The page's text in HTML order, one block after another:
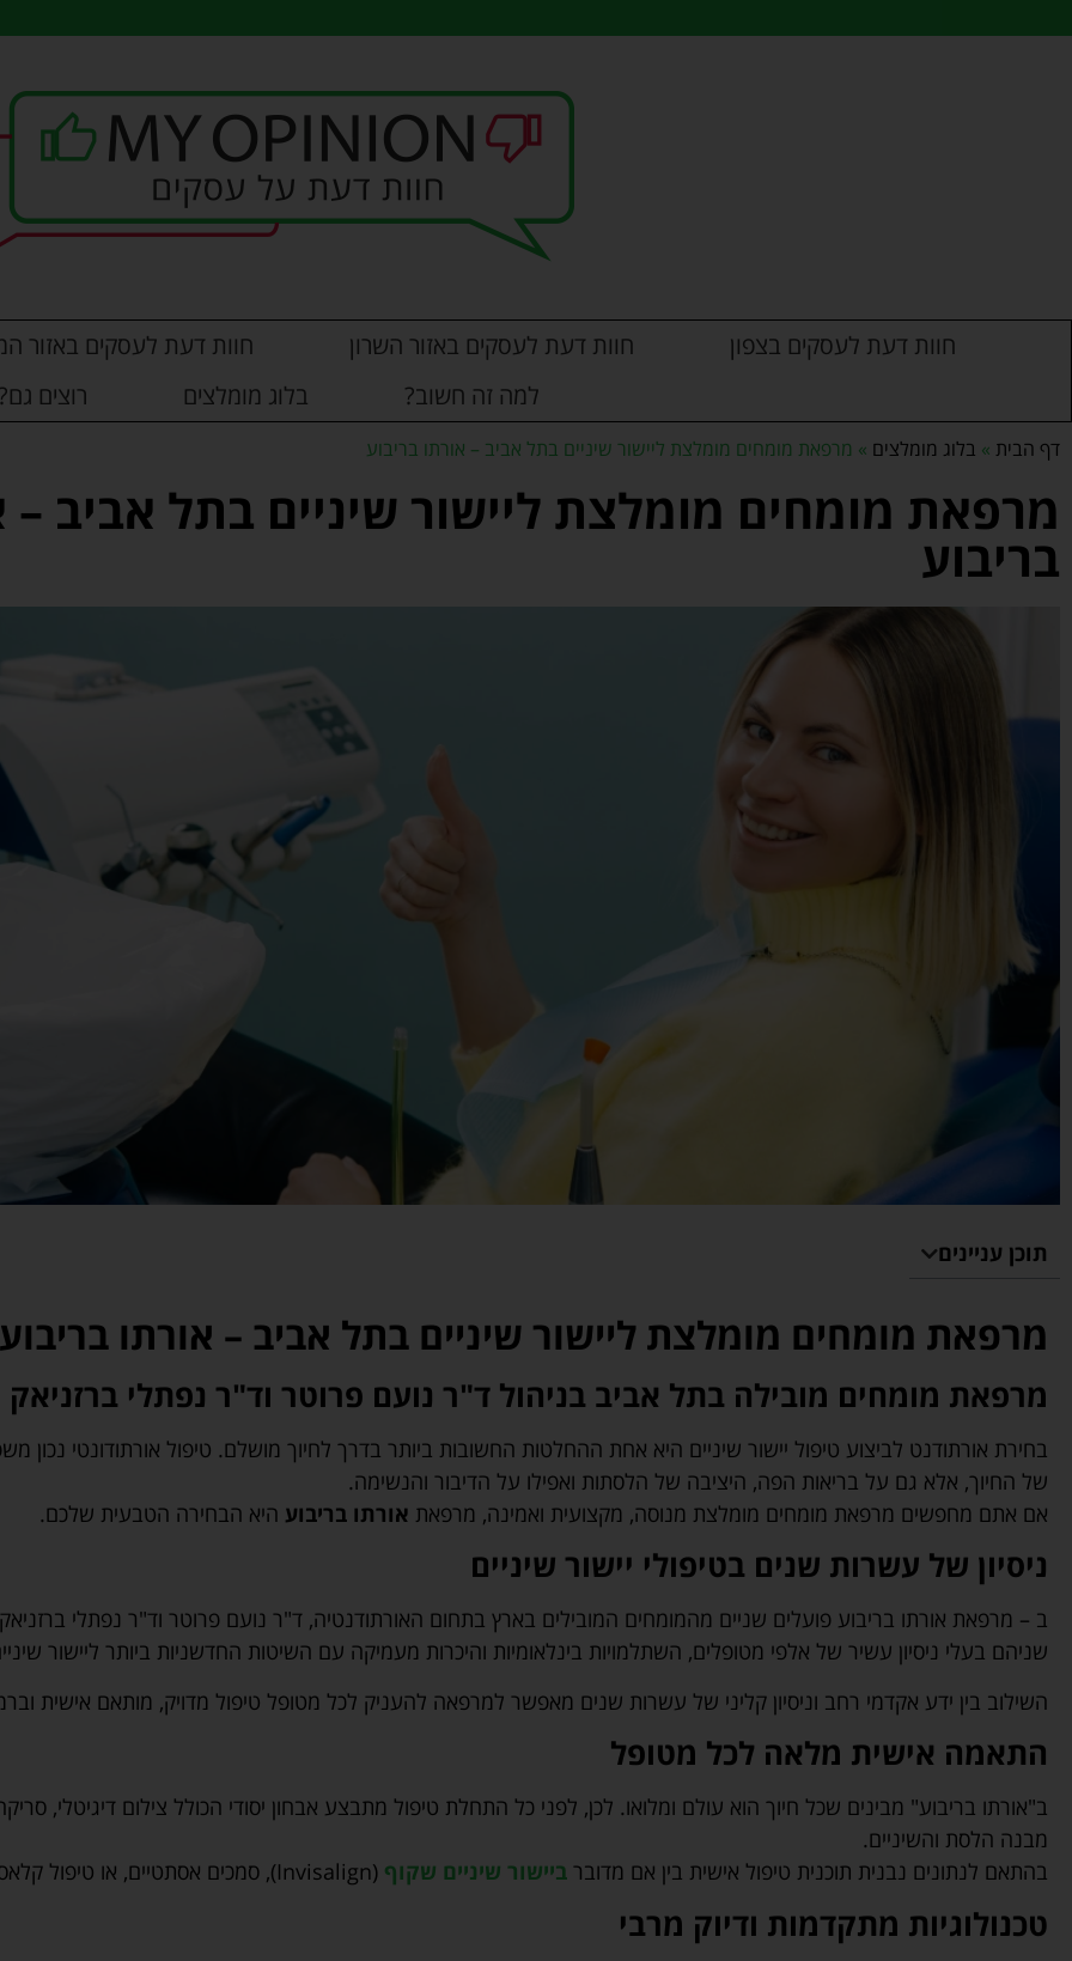
חוות דעת לעסקים בצפון חוות דעת לעסקים באזור השרון חוות דעת לעסקים באזור
למה זה חשוב?
בלוג מומלצים רוצים גם?
דף הבית » בלוג מומלצים » מרפאת מומחים מומלצת ליישור שיניים בתל אביב – אורתו בריבוע
מרפאת מומחים מומלצת ליישור שיניים בתל אביב –
בריבוע
תוכן עניינים
מרפאת מומחים מומלצת ליישור שיניים בתל אביב – אורתו בריבוע
מרפאת מומחים מובילה בתל אביב בניהול ד"ר נועם פרוטר וד"ר נפתלי ברזניאק
בחירת אורתודנט לביצוע טיפול יישור שיניים היא אחת ההחלטות החשובות ביותר בדרך לחיוך מושלם. טיפול אורתודונטי
של החיוך, אלא גם על בריאות הפה, היציבה של הלסתות ואפילו על הדיבור והנשימה.
אם אתם מחפשים מרפאת מומחים מומלצת מנוסה, מקצועית ואמינה, מרפאת אורתו בריבוע היא הבחירה הטבעית שלכם.
ניסיון של עשרות שנים בטיפולי יישור שיניים
ב – מרפאת אורתו בריבוע פועלים שניים מהמומחים המובילים בארץ בתחום האורתודנטיה, ד"ר נועם פרוטר וד"ר נפתלי
שניהם בעלי ניסיון עשיר של אלפי מטופלים, השתלמויות בינלאומיות והיכרות מעמיקה עם השיטות החדשניות ביותר ליישור
השילוב בין ידע אקדמי רחב וניסיון קליני של עשרות שנים מאפשר למרפאה להעניק לכל מטופל טיפול מדויק, מותאם אישית
התאמה אישית מלאה לכל מטופל
ב"אורתו בריבוע" מבינים שכל חיוך הוא עולם ומלואו. לכן, לפני כל התחלת טיפול מתבצע אבחון יסודי הכולל צילום דיגיטלי,
מבנה הלסת והשיניים.
בהתאם לנתונים נבנית תוכנית טיפול אישית בין אם מדובר ביישור שיניים שקוף (Invisalign), סמכים אסתטיים, או טיפול קלאסי עם גשר פנימי או חיצוני.
טכנולוגיות מתקדמות ודיוק מרבי